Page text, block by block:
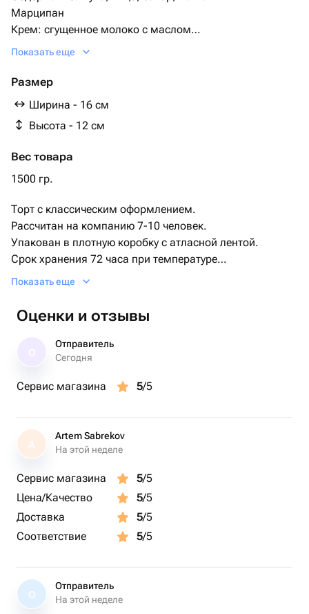
Марципан
Крем: сгущенное молоко с маслом
Крем снаружи- сливки, сахар
комментариях
Показать еще
Размер
Ширина - 16 см
Высота - 12 см
Вес товара
1500 гр.
Торт с классическим оформлением.
Рассчитан на компанию 7-10 человек.
Упакован в плотную коробку с атласной лентой.
Срок хранения 72 часа при температуре
+2+6.
украшен нежными съедобными цветами в оттенках
оранжевого и коричневого. Художественные красные
брызги придают ему уникальный и стильный вид.
Идеально подходит для особых случаев, таких как
произведением кулинарного искусства!
Показать еще
Оценки и отзывы
Отправитель
Сегодня
Сервис магазина 5/5
A
Artem Sabrekov
На этой неделе
Сервис магазина 5/5
Цена/Качество
5/5
Доставка
5/5
Соответствие
5/5
О
Отправитель
На этой неделе